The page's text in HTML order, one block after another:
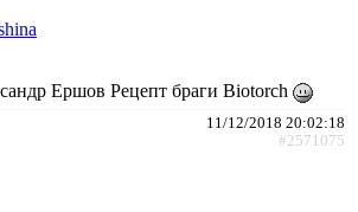
Ершов Рецепт браги Biotorch
11/12/2018 20:02:18
#2571075